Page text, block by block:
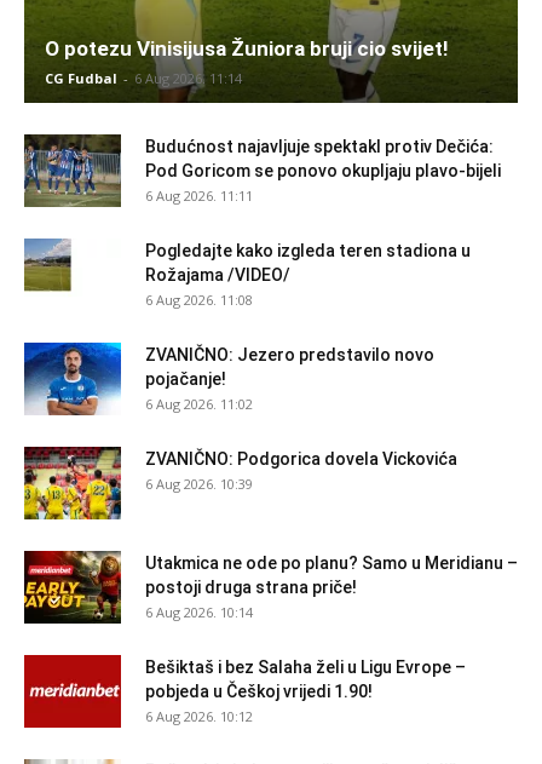
O potezu Vinisijusa Žuniora bruji cio svijet!
CG Fudbal - 6 Aug 2026. 11:14
Budućnost najavljuje spektakl protiv Dečića:
Pod Goricom se ponovo okupljaju plavo-bijeli
6 Aug 2026. 11:11
Pogledajte kako izgleda teren stadiona u
Rožajama /VIDEO/
6 Aug 2026. 11:08
ZVANIČNO: Jezero predstavilo novo
pojačanje!
6 Aug 2026. 11:02
ZVANIČNO: Podgorica dovela Vickovića
6 Aug 2026. 10:39
Utakmica ne ode po planu? Samo u Meridianu –
postoji druga strana priče!
6 Aug 2026. 10:14
Bešiktaš i bez Salaha želi u Ligu Evrope –
pobjeda u Češkoj vrijedi 1.90!
6 Aug 2026. 10:12